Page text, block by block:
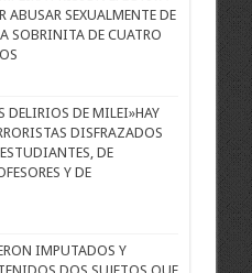
ABUSAR SEXUALMENTE DE
SOBRINITA DE CUATRO
DELIRIOS DE MILEI»HAY
DISFRAZADOS
DE
Y DE
IMPUTADOS Y